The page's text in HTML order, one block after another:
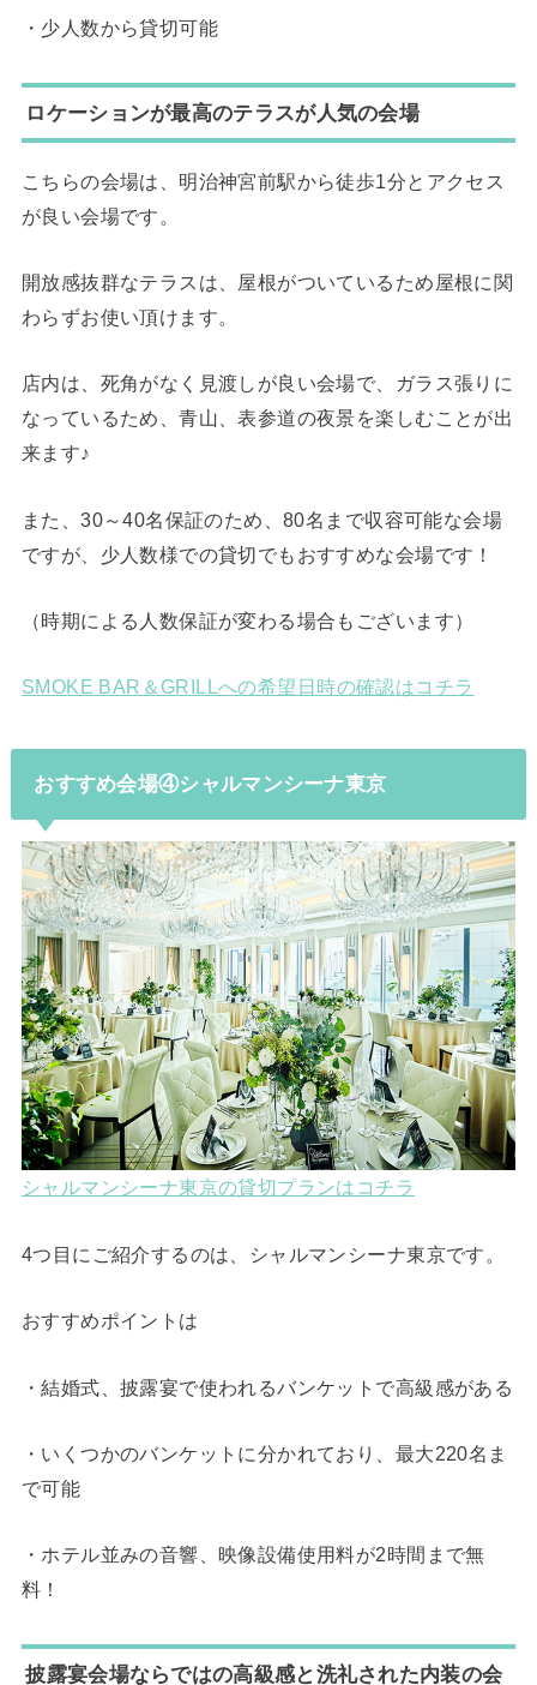
・少人数から貸切可能
ロケーションが最高のテラスが人気の会場
こちらの会場は、明治神宮前駅から徒歩1分とアクセス
が良い会場です。
開放感抜群なテラスは、屋根がついているため屋根に関
わらずお使い頂けます。
店内は、死角がなく見渡しが良い会場で、ガラス張りに
なっているため、青山、表参道の夜景を楽しむことが出
来ます♪
また、30～40名保証のため、80名まで収容可能な会場
ですが、少人数様での貸切でもおすすめな会場です！
（時期による人数保証が変わる場合もございます）
SMOKE BAR＆GRILLへの希望日時の確認はコチラ
おすすめ会場④シャルマンシーナ東京
シャルマンシーナ東京の貸切プランはコチラ
4つ目にご紹介するのは、シャルマンシーナ東京です。
おすすめポイントは
・結婚式、披露宴で使われるバンケットで高級感がある
・いくつかのバンケットに分かれており、最大220名ま
で可能
・ホテル並みの音響、映像設備使用料が2時間まで無
料！
披露宴会場ならではの高級感と洗礼された内装の会